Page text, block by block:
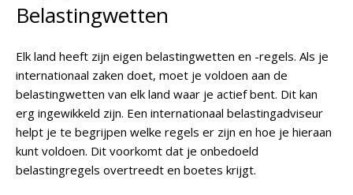
Belastingwetten
Elk land heeft zijn eigen belastingwetten en -regels. Als je
internationaal zaken doet, moet je voldoen aan de
belastingwetten van elk land waar je actief bent. Dit kan
erg ingewikkeld zijn. Een internationaal belastingadviseur
helpt je te begrijpen welke regels er zijn en hoe je hieraan
kunt voldoen. Dit voorkomt dat je onbedoeld
belastingregels overtreedt en boetes krijgt.